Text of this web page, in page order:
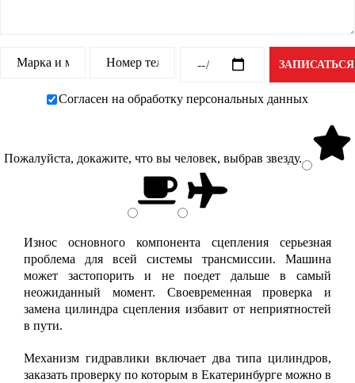
Согласен на обработку персональных данных
Пожалуйста, докажите, что вы человек, выбрав звезду.
Износ основного компонента сцепления серьезная
проблема для всей системы трансмиссии. Машина
может застопорить и не поедет дальше в самый
неожиданный момент. Своевременная проверка и
замена цилиндра сцепления избавит от неприятностей
в пути.
Механизм гидравлики включает два типа цилиндров,
заказать проверку по которым в Екатеринбурге можно в